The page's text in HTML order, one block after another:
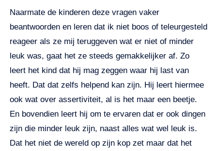
Naarmate de kinderen deze vragen vaker
beantwoorden en leren dat ik niet boos of teleurgesteld
reageer als ze mij teruggeven wat er niet of minder
leuk was, gaat het ze steeds gemakkelijker af. Zo
leert het kind dat hij mag zeggen waar hij last van
heeft. Dat dat zelfs helpend kan zijn. Hij leert hiermee
ook wat over assertiviteit, al is het maar een beetje.
En bovendien leert hij om te ervaren dat er ook dingen
zijn die minder leuk zijn, naast alles wat wel leuk is.
Dat het niet de wereld op zijn kop zet maar dat het